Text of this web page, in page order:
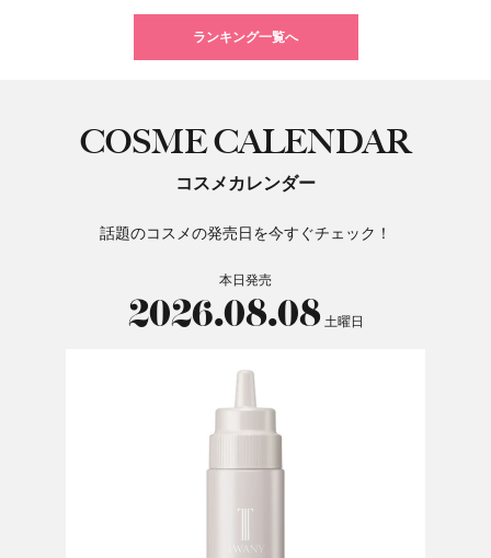
ランキング一覧へ
COSME CALENDAR
コスメカレンダー
話題のコスメの発売日を今すぐチェック！
本日発売
2026.08.08土曜日